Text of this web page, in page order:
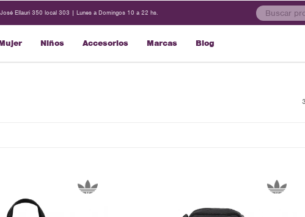
Niños Accesorios Marcas Blog
José Ellauri 350 local 303 | Lunes a Domingos 10 a 22 hs.